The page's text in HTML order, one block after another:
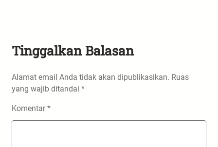
Tinggalkan Balasan
Alamat email Anda tidak akan dipublikasikan. Ruas
yang wajib ditandai *
Komentar*